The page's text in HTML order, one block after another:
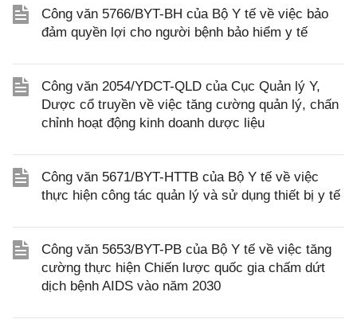
Công văn 5766/BYT-BH của Bộ Y tế về việc bảo
đảm quyền lợi cho người bệnh bảo hiểm y tế
Công văn 2054/YDCT-QLD của Cục Quản lý Y,
Dược cổ truyền về việc tăng cường quản lý, chấn
chỉnh hoạt động kinh doanh dược liệu
Công văn 5671/BYT-HTTB của Bộ Y tế về việc
thực hiện công tác quản lý và sử dụng thiết bị y tế
Công văn 5653/BYT-PB của Bộ Y tế về việc tăng
cường thực hiện Chiến lược quốc gia chấm dứt
dịch bệnh AIDS vào năm 2030